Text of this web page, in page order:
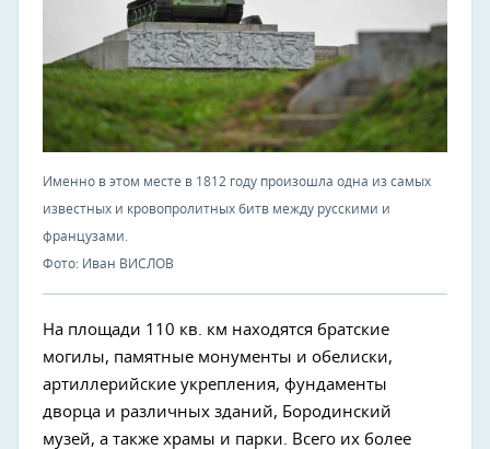
Именно в этом месте в 1812 году произошла одна из самых
известных и кровопролитных битв между русскими и
французами.
Фото: Иван ВИСЛОВ
На площади 110 кв. км находятся братские
могилы, памятные монументы и обелиски,
артиллерийские укрепления, фундаменты
дворца и различных зданий, Бородинский
музей, а также храмы и парки. Всего их более